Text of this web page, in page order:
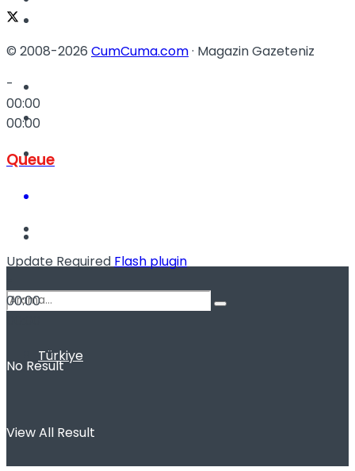
Kadınca
Türkiye
Podcast
No Result
View All Result
© 2008-2026 CumCuma.com· Magazin Gazeteniz
-
00:00
00:00
Queue
Update Required Flash plugin
00:00